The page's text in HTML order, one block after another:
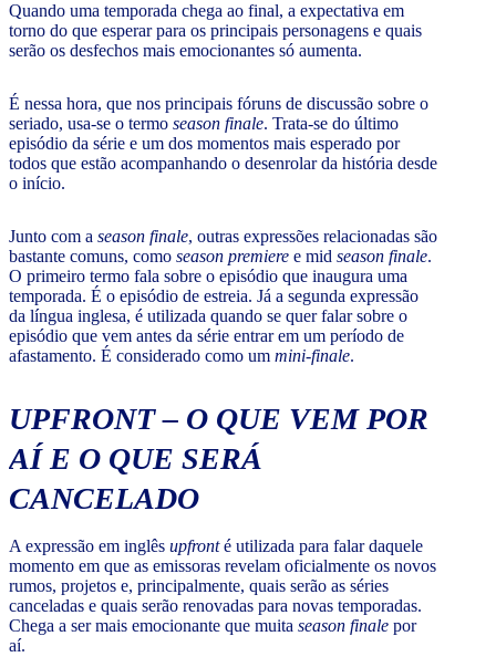
Quando uma temporada chega ao final, a expectativa em
torno do que esperar para os principais personagens e quais
serão os desfechos mais emocionantes só aumenta.
É nessa hora, que nos principais fóruns de discussão sobre o
seriado, usa-se o termo season finale. Trata-se do último
episódio da série e um dos momentos mais esperado por
todos que estão acompanhando o desenrolar da história desde
o início.
Junto com a season finale, outras expressões relacionadas são
bastante comuns, como season premiere e mid season finale.
O primeiro termo fala sobre o episódio que inaugura uma
temporada. É o episódio de estreia. Já a segunda expressão
da língua inglesa, é utilizada quando se quer falar sobre o
episódio que vem antes da série entrar em um período de
afastamento. É considerado como um mini-finale.
UPFRONT– O QUE VEM POR
AÍ E O QUE SERÁ
CANCELADO
A expressão em inglês upfronté utilizada para falar daquele
momento em que as emissoras revelam oficialmente os novos
rumos, projetos e, principalmente, quais serão as séries
canceladas e quais serão renovadas para novas temporadas.
Chega a ser mais emocionante que muita season finale por
aí.